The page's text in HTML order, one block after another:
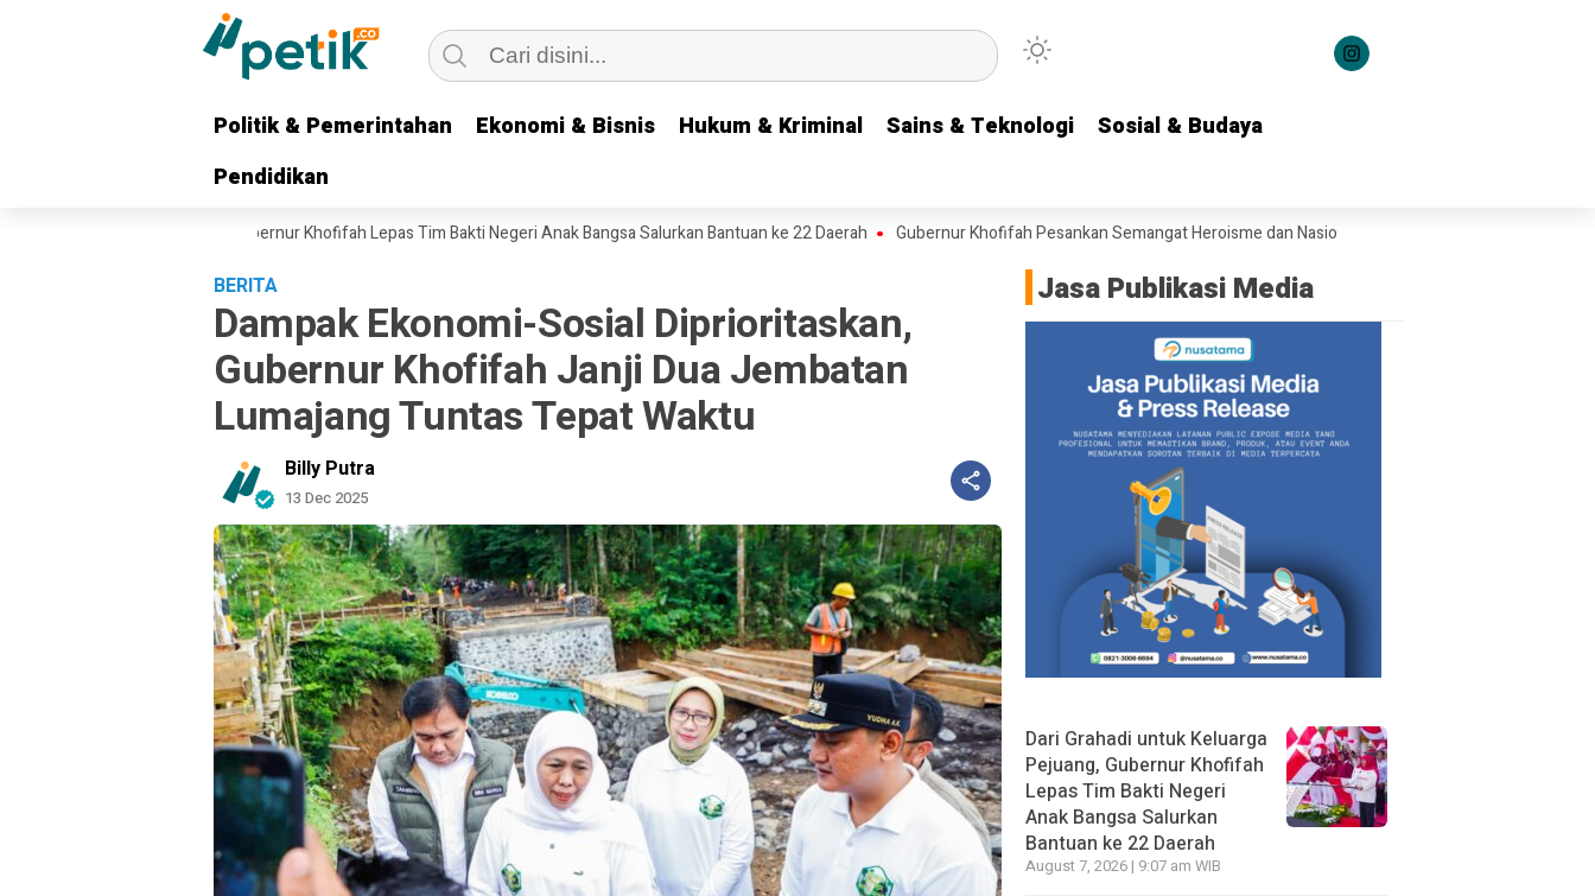
Politik & Pemerintahan Ekonomi & Bisnis Hukum & Kriminal Sains & Teknologi
Sosial & Budaya
Pendidikan
Politik & Pemerintahan Ekonomi & Bisnis Hukum & Kriminal Sains & Teknologi
Sosial & Budaya
Pendidikan
Keluarga Pejuang, Gubernur Khofifah Lepas Tim Bakti Negeri Anak Bangsa Salurkan Bantuan ke 22 Daerah Gubernur Khofifah Pesankan Semangat Heroisme dan Nasionalisme kepada 1.537 Kontingen Pramuka
BERITA
Dampak Ekonomi-Sosial Diprioritaskan,
Gubernur Khofifah Janji Dua Jembatan
Lumajang Tuntas Tepat Waktu
Billy Putra
13 Dec 2025
Jasa Publikasi Media
Dari Grahadi untuk Keluarga
Pejuang, Gubernur Khofifah
Lepas Tim Bakti Negeri
Anak Bangsa Salurkan
Bantuan ke 22 Daerah
August 7, 2026 | 9:07 am WIB